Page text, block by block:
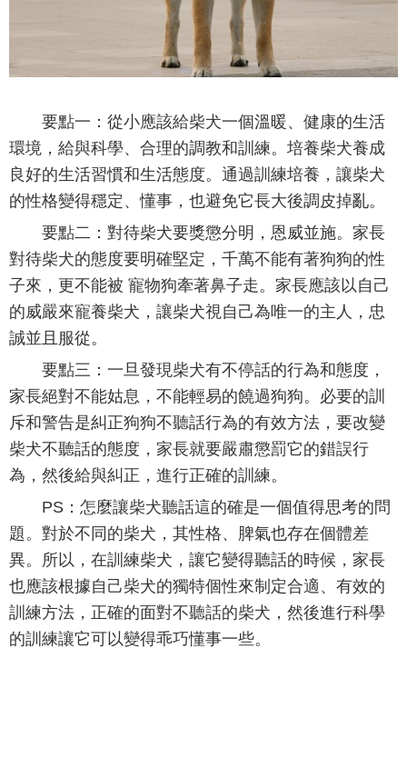
要點一：從小應該給柴犬一個溫暖、健康的生活
環境，給與科學、合理的調教和訓練。培養柴犬養成
良好的生活習慣和生活態度。通過訓練培養，讓柴犬
的性格變得穩定、懂事，也避免它長大後調皮掉亂。
要點二：對待柴犬要獎懲分明，恩威並施。家長
對待柴犬的態度要明確堅定，千萬不能有著狗狗的性
子來，更不能被 寵物狗牽著鼻子走。家長應該以自己
的威嚴來寵養柴犬，讓柴犬視自己為唯一的主人，忠
誠並且服從。
要點三：一旦發現柴犬有不停話的行為和態度，
家長絕對不能姑息，不能輕易的饒過狗狗。必要的訓
斥和警告是糾正狗狗不聽話行為的有效方法，要改變
柴犬不聽話的態度，家長就要嚴肅懲罰它的錯誤行
為，然後給與糾正，進行正確的訓練。
PS：怎麼讓柴犬聽話這的確是一個值得思考的問
題。對於不同的柴犬，其性格、脾氣也存在個體差
異。所以，在訓練柴犬，讓它變得聽話的時候，家長
也應該根據自己柴犬的獨特個性來制定合適、有效的
訓練方法，正確的面對不聽話的柴犬，然後進行科學
的訓練讓它可以變得乖巧懂事一些。